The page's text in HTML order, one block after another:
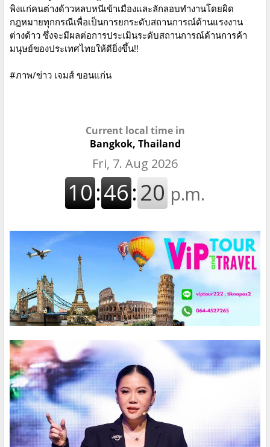
พิงแก่คนต่างด้าวหลบหนีเข้าเมืองและลักลอบทำงานโดยผิด
กฎหมายทุกกรณีเพื่อเป็นการยกระดับสถานการณ์ด้านแรงงาน
ต่างด้าว ซึ่งจะมีผลต่อการประเมินระดับสถานการณ์ด้านการค้า
มนุษย์ของประเทศไทยให้ดียิ่งขึ้น!!
#ภาพ/ข่าว เจมส์ ขอนแก่น
Current local time in
Bangkok, Thailand